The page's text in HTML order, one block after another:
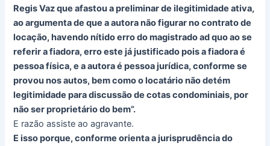
Regis Vaz que afastou a preliminar de ilegitimidade ativa,
ao argumenta de que a autora não figurar no contrato de
locação, havendo nítido erro do magistrado ad quo ao se
referir a fiadora, erro este já justificado pois a fiadora é
pessoa física, e a autora é pessoa jurídica, conforme se
provou nos autos, bem como o locatário não detém
legitimidade para discussão de cotas condominiais, por
não ser proprietário do bem”.
E razão assiste ao agravante.
E isso porque, conforme orienta a jurisprudência do